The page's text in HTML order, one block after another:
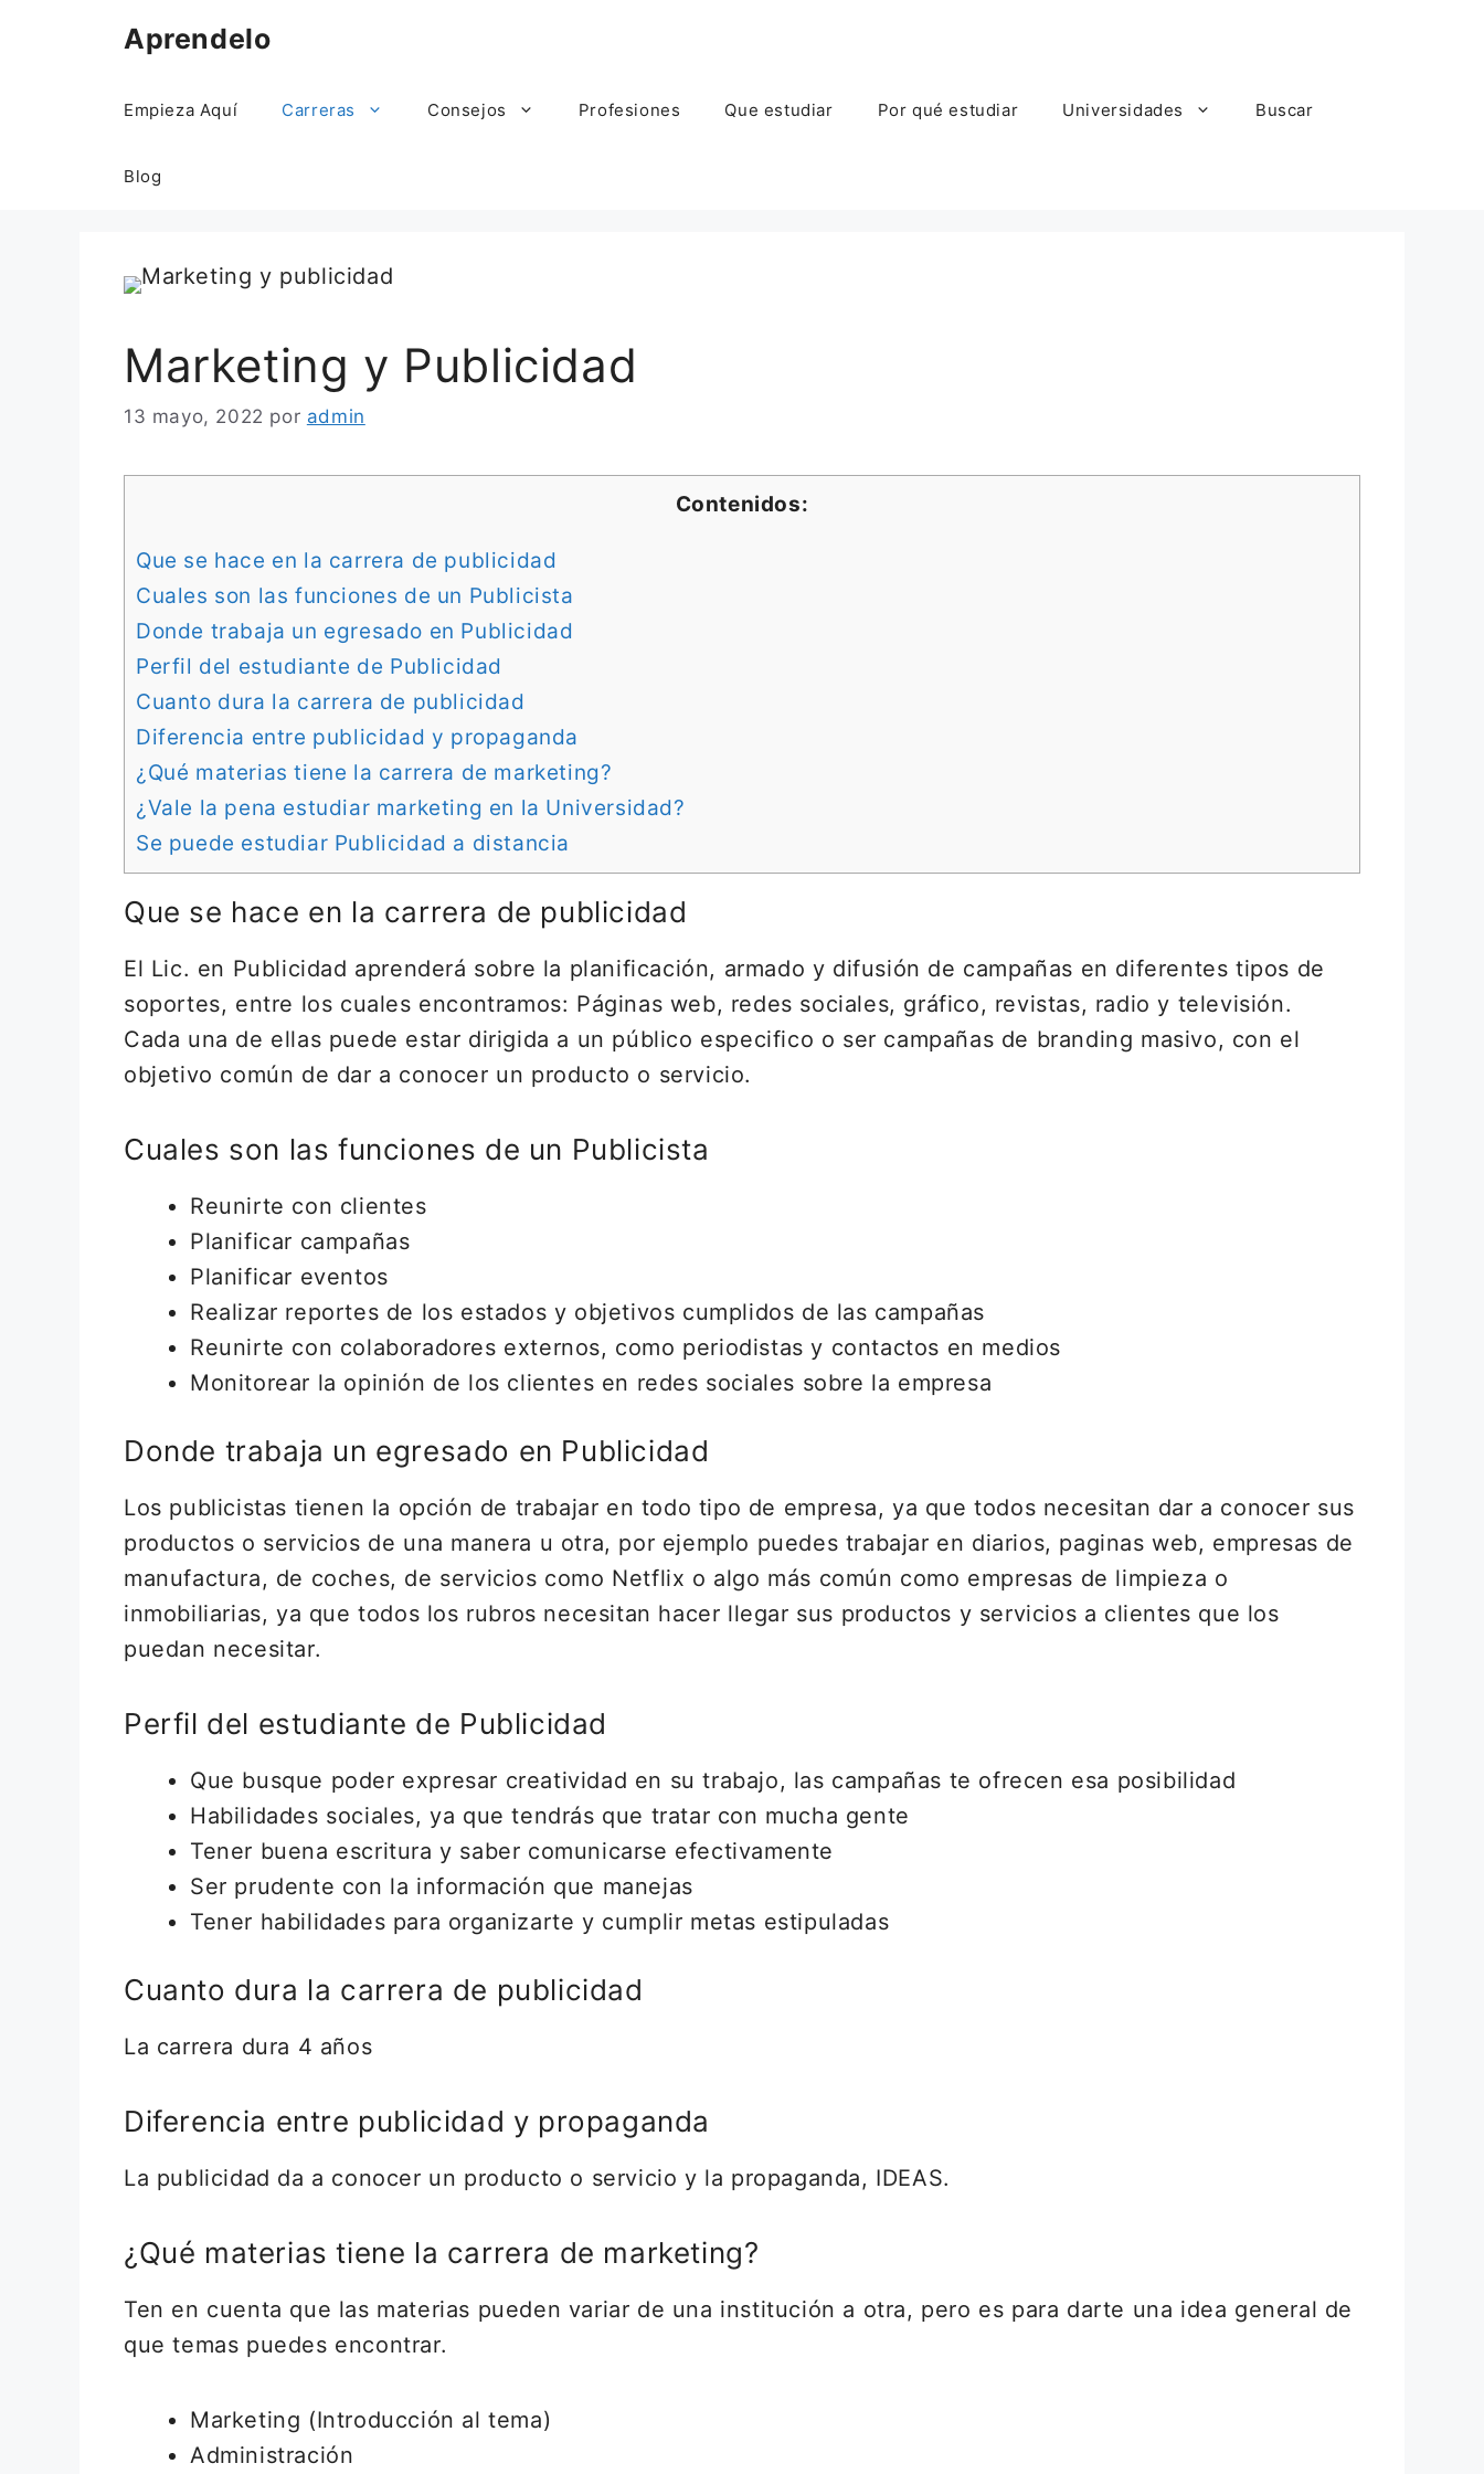
Aprendelo
Empieza Aquí Carreras Consejos Profesiones Que estudiar Por qué estudiar Universidades Buscar
Blog
Marketing y Publicidad
13 mayo, 2022 por admin
Contenidos:
Que se hace en la carrera de publicidad
Cuales son las funciones de un Publicista
Donde trabaja un egresado en Publicidad
Perfil del estudiante de Publicidad
Cuanto dura la carrera de publicidad
Diferencia entre publicidad y propaganda
¿Qué materias tiene la carrera de marketing?
¿Vale la pena estudiar marketing en la Universidad?
Se puede estudiar Publicidad a distancia
Que se hace en la carrera de publicidad
El Lic. en Publicidad aprenderá sobre la planificación, armado y difusión de campañas en diferentes tipos de
soportes, entre los cuales encontramos: Páginas web, redes sociales, gráfico, revistas, radio y televisión.
Cada una de ellas puede estar dirigida a un público especifico o ser campañas de branding masivo, con el
objetivo común de dar a conocer un producto o servicio.
Cuales son las funciones de un Publicista
Reunirte con clientes
Planificar campañas
Planificar eventos
Realizar reportes de los estados y objetivos cumplidos de las campañas
Reunirte con colaboradores externos, como periodistas y contactos en medios
Monitorear la opinión de los clientes en redes sociales sobre la empresa
Donde trabaja un egresado en Publicidad
Los publicistas tienen la opción de trabajar en todo tipo de empresa, ya que todos necesitan dar a conocer sus
productos o servicios de una manera u otra, por ejemplo puedes trabajar en diarios, paginas web, empresas de
manufactura, de coches, de servicios como Netflix o algo más común como empresas de limpieza o
inmobiliarias, ya que todos los rubros necesitan hacer llegar sus productos y servicios a clientes que los
puedan necesitar.
Perfil del estudiante de Publicidad
Que busque poder expresar creatividad en su trabajo, las campañas te ofrecen esa posibilidad
Habilidades sociales, ya que tendrás que tratar con mucha gente
Tener buena escritura y saber comunicarse efectivamente
Ser prudente con la información que manejas
Tener habilidades para organizarte y cumplir metas estipuladas
Cuanto dura la carrera de publicidad
La carrera dura 4 años
Diferencia entre publicidad y propaganda
La publicidad da a conocer un producto o servicio y la propaganda, IDEAS.
¿Qué materias tiene la carrera de marketing?
Ten en cuenta que las materias pueden variar de una institución a otra, pero es para darte una idea general de
que temas puedes encontrar.
Marketing (Introducción al tema)
Administración